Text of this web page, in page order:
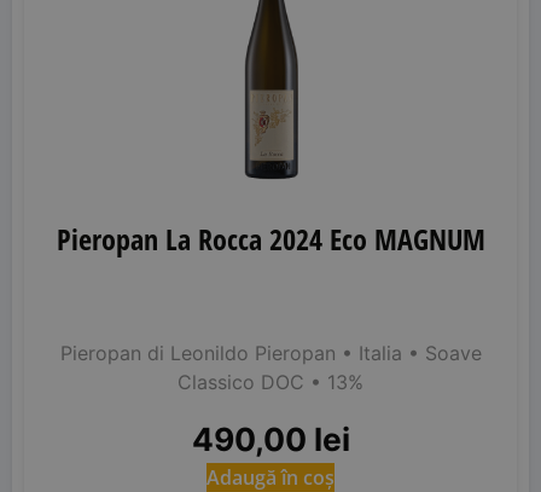
Pieropan La Rocca 2024 Eco MAGNUM
Pieropan di Leonildo Pieropan • Italia • Soave
Classico DOC • 13%
490,00 lei
Adaugă în coș